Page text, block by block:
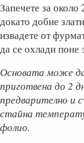
Запечете за
докато добие
извадете от
да се охлади поне
Основата може
приготвена до 2
предварително и
стайна
фолио.